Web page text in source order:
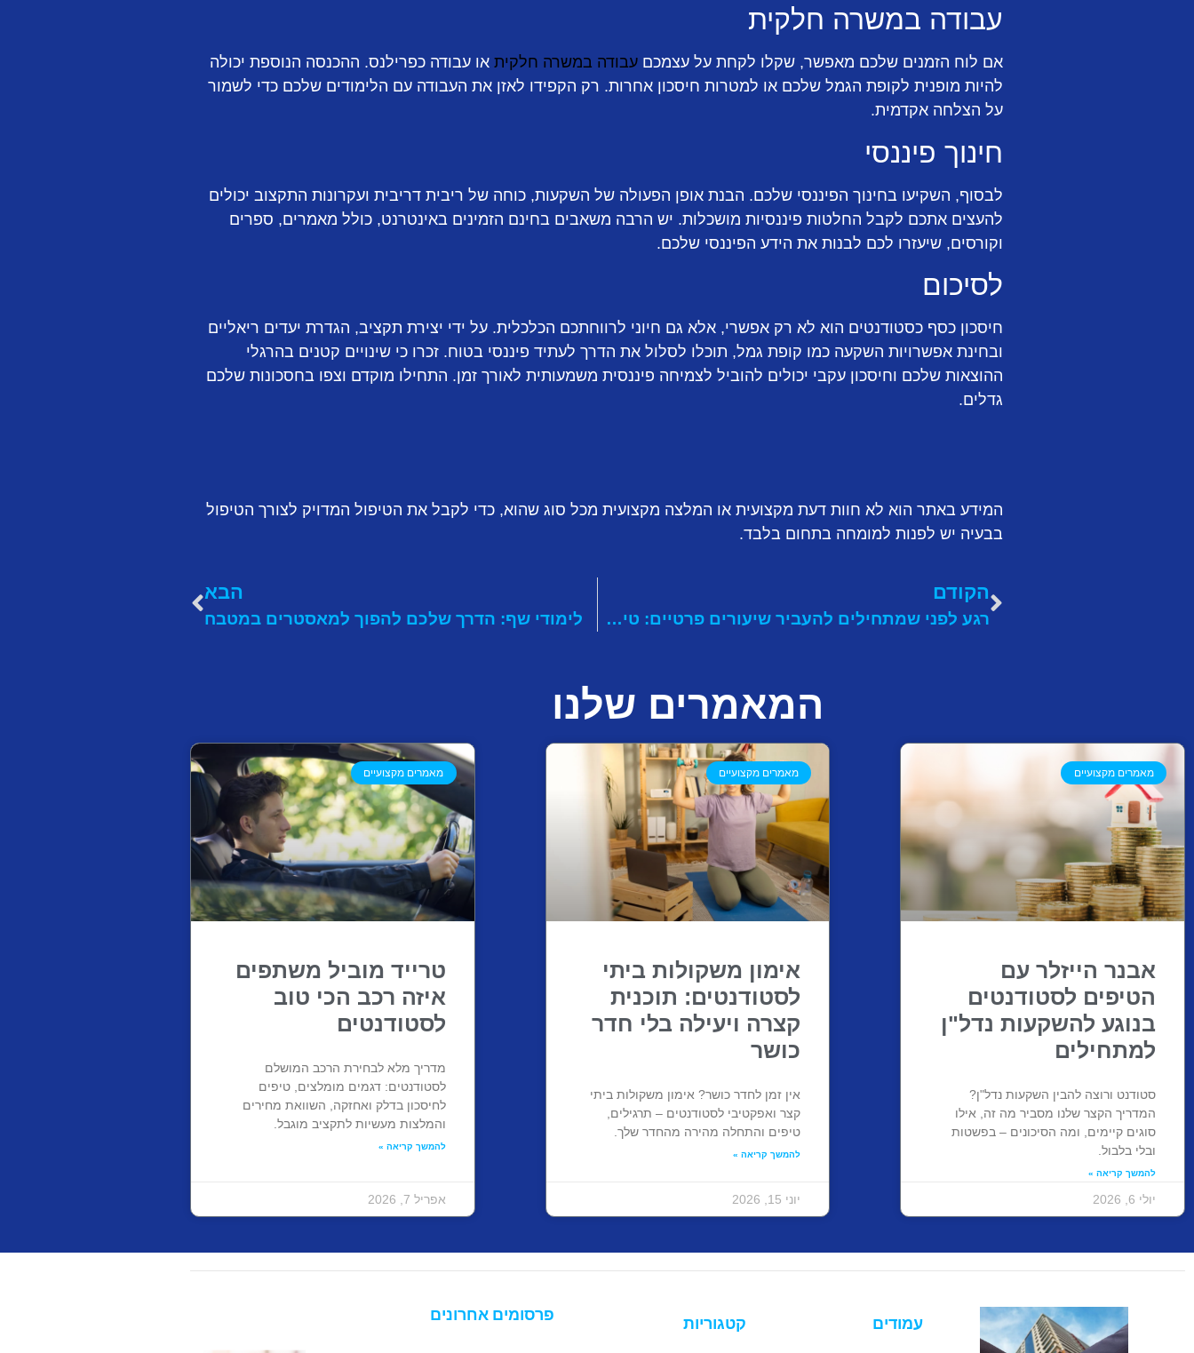
עבודה במשרה חלקית
אם לוח הזמנים שלכם מאפשר, שקלו לקחת על עצמכם עבודה במשרה חלקית או עבודה כפרילנס. ההכנסה הנוספת יכולה
להיות מופנית לקופת הגמל שלכם או למטרות חיסכון אחרות. רק הקפידו לאזן את העבודה עם הלימודים שלכם כדי לשמור
על הצלחה אקדמית.
חינוך פיננסי
לבסוף, השקיעו בחינוך הפיננסי שלכם. הבנת אופן הפעולה של השקעות, כוחה של ריבית דריבית ועקרונות התקצוב יכולים
להעצים אתכם לקבל החלטות פיננסיות מושכלות. יש הרבה משאבים בחינם הזמינים באינטרנט, כולל מאמרים, ספרים
וקורסים, שיעזרו לכם לבנות את הידע הפיננסי שלכם.
לסיכום
חיסכון כסף כסטודנטים הוא לא רק אפשרי, אלא גם חיוני לרווחתכם הכלכלית. על ידי יצירת תקציב, הגדרת יעדים ריאליים
ובחינת אפשרויות השקעה כמו קופת גמל, תוכלו לסלול את הדרך לעתיד פיננסי בטוח. זכרו כי שינויים קטנים בהרגלי
ההוצאות שלכם וחיסכון עקבי יכולים להוביל לצמיחה פיננסית משמעותית לאורך זמן. התחילו מוקדם וצפו בחסכונות שלכם
גדלים.
המידע באתר הוא לא חוות דעת מקצועית או המלצה מקצועית מכל סוג שהוא, כדי לקבל את הטיפול המדויק לצורך הטיפול
בבעיה יש לפנות למומחה בתחום בלבד.
הקודם
רגע לפני שמתחילים להעביר שיעורים פרטיים: טיפים מנצחים להצלחה
הבא
לימודי שף: הדרך שלכם להפוך למאסטרים במטבח
המאמרים שלנו
מאמרים מקצועיים
אבנר הייזלר עם
הטיפים לסטודנטים
בנוגע להשקעות נדל"ן
למתחילים
סטודנט ורוצה להבין השקעות נדל"ן?
המדריך הקצר שלנו מסביר מה זה, אילו
סוגים קיימים, ומה הסיכונים – בפשטות
ובלי בלבול.
להמשך קריאה »
יולי 6, 2026
מאמרים מקצועיים
אימון משקולות ביתי
לסטודנטים: תוכנית
קצרה ויעילה בלי חדר
כושר
אין זמן לחדר כושר? אימון משקולות ביתי
קצר ואפקטיבי לסטודנטים – תרגילים,
טיפים והתחלה מהירה מהחדר שלך.
להמשך קריאה »
יוני 15, 2026
מאמרים מקצועיים
טרייד מוביל משתפים
איזה רכב הכי טוב
לסטודנטים
מדריך מלא לבחירת הרכב המושלם
לסטודנטים: דגמים מומלצים, טיפים
לחיסכון בדלק ואחזקה, השוואת מחירים
והמלצות מעשיות לתקציב מוגבל.
להמשך קריאה »
אפריל 7, 2026
עמודים קטגוריות פרסומים אחרונים